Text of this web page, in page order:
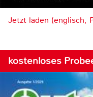
Jetzt laden (englisch,
kostenloses